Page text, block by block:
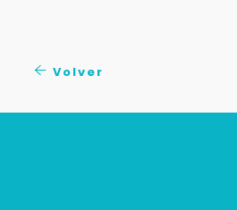
Volver